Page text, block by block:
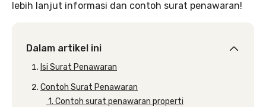
lebih lanjut informasi dan contoh surat penawaran!
Dalam artikel ini
Isi Surat Penawaran
Contoh Surat Penawaran
1. Contoh surat penawaran properti